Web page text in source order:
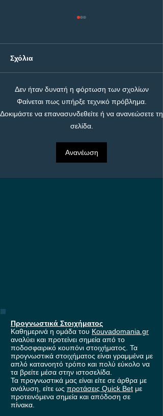
ΠΑΟΚ - Άντερλεχτ: Η
μάχη για τη είσοδο
στους ομίλους του
Europa League, με
έπαθλο* ανταμοιβής στη
Stoiximan!
Σχόλια
Δεν ήταν δυνατή η φόρτωση των σχολίων
Φαίνεται πως υπήρξε τεχνικό πρόβλημα.
Δοκιμάστε να επανασυνδεθείτε ή να ανανεώσετε τη
σελίδα.
Ανανέωση
Προγνωστικά Στοιχήματος
Καθημερινά η ομάδα του Kouvadomania.gr
αναλύει και προτείνει σημεία από το
ποδοσφαιρικό κουπόνι στοιχήματος. Τα
προγνωστικά στοιχήματος είναι γραμμένα με
απλό κατανοητό τρόπο και πολύ εύκολο να
τα βρείτε μέσα στην ιστοσελίδα.
Τα προγνωστικά μας είναι είτε σε άρθρα με
ανάλυση, είτε ως προτάσεις Quick Bet με
προτεινόμενα σημεία και απόδοση σε
πίνακα.